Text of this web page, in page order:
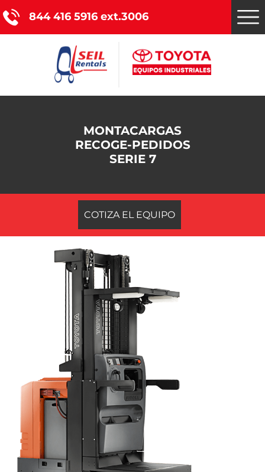
844 416 5916 ext.3006
Promociones
MONTACARGAS
RECOGE-PEDIDOS
SERIE 7
COTIZA EL EQUIPO